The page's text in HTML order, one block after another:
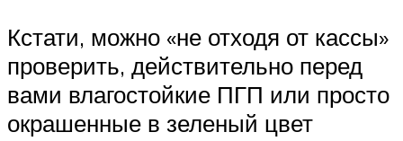
Кстати, можно «не отходя от кассы»
проверить, действительно перед
вами влагостойкие ПГП или просто
окрашенные в зеленый цвет